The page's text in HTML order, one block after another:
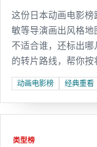
这份日本动画电影
敏等导演画出风格地
不适合谁，还标出
的转片路线，帮你按
动画电影榜 经典重看
类型榜